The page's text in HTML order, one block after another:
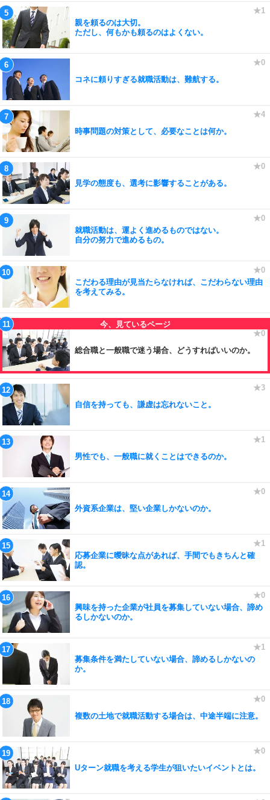
親を頼るのは大切。
ただし、何もかも頼るのはよくない。
コネに頼りすぎる就職活動は、難航する。
時事問題の対策として、必要なことは何か。
見学の態度も、選考に影響することがある。
就職活動は、運よく進めるものではない。
自分の努力で進めるもの。
こだわる理由が見当たらなければ、こだわらない理由
を考えてみる。
総合職と一般職で迷う場合、どうすればいいのか。
自信を持っても、謙虚は忘れないこと。
男性でも、一般職に就くことはできるのか。
外資系企業は、堅い企業しかないのか。
応募企業に曖昧な点があれば、手間でもきちんと確
認。
興味を持った企業が社員を募集していない場合、諦め
るしかないのか。
募集条件を満たしていない場合、諦めるしかないの
か。
複数の土地で就職活動する場合は、中途半端に注意。
Uターン就職を考える学生が狙いたいイベントとは。